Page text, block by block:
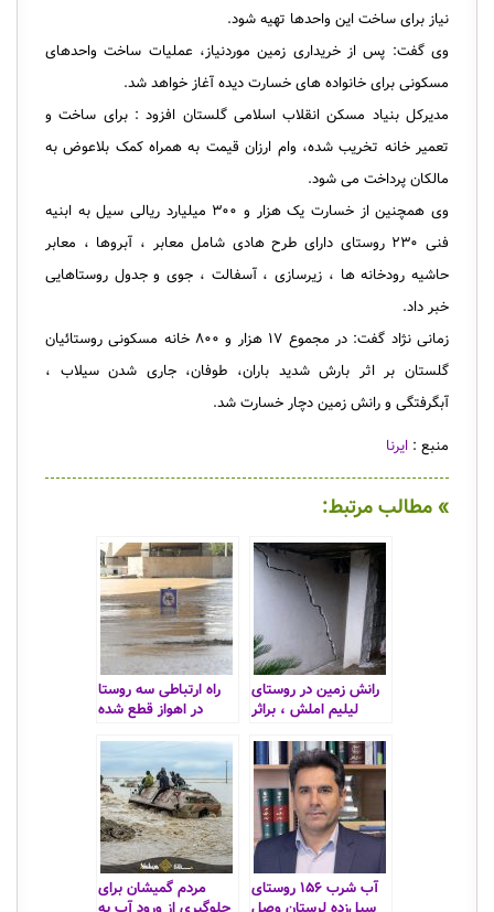
نیاز برای ساخت این واحدها تهیه شود.
وی گفت: پس از خریداری زمین موردنیاز، عملیات ساخت واحدهای
مسکونی برای خانواده های خسارت دیده آغاز خواهد شد.
مدیرکل بنیاد مسکن انقلاب اسلامی گلستان افزود : برای ساخت و
تعمیر خانه تخریب شده، وام ارزان قیمت به همراه کمک بلاعوض به
مالکان پرداخت می شود.
وی همچنین از خسارت یک هزار و ۳۰۰ میلیارد ریالی سیل به ابنیه
فنی ۲۳۰ روستای دارای طرح هادی شامل معابر ، آبروها ، معابر
حاشیه رودخانه ها ، زیرسازی ، آسفالت ، جوی و جدول روستاهایی
خبر داد.
زمانی نژاد گفت: در مجموع ۱۷ هزار و ۸۰۰ خانه مسکونی روستائیان
گلستان بر اثر بارش شدید باران، طوفان، جاری شدن سیلاب ،
آبگرفتگی و رانش زمین دچار خسارت شد.
منبع : ایرنا
» مطالب مرتبط:
رانش زمین در روستای
لیلیم املش ، براثر
راه ارتباطی سه روستا
در اهواز قطع شده
آب‌ شرب ۱۵۶ روستای
مردم گمیشان برای